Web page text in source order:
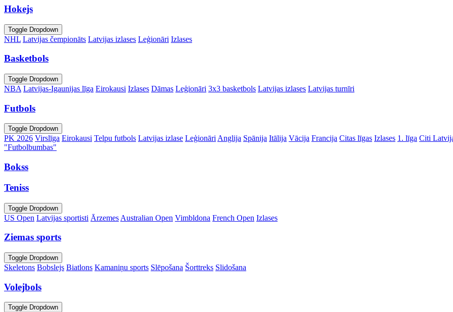
Hokejs
Toggle Dropdown
NHL Latvijas čempionāts Latvijas izlases Leģionāri Izlases
Basketbols
Toggle Dropdown
NBA Latvijas-Igaunijas līga Eirokausi Izlases Dāmas Leģionāri 3x3 basketbols Latvijas izlases Latvijas turnīri
Futbols
Toggle Dropdown
PK 2026 Virslīga Eirokausi Telpu futbols Latvijas izlase Leģionāri Anglija Spānija Itālija Vācija Francija Citas līgas Izlases 1. līga Citi
"Futbolbumbas"
Bokss
Teniss
Toggle Dropdown
US Open Latvijas sportisti Ārzemes Australian Open Vimbldona French Open Izlases
Ziemas sports
Toggle Dropdown
Skeletons Bobslejs Biatlons Kamaniņu sports Slēpošana Šorttreks Slidošana
Volejbols
Toggle Dropdown